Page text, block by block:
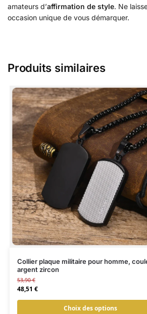
amateurs d’affirmation de style. Ne
occasion unique de vous démarquer.
Produits similaires
Collier plaque militaire pour homme,
argent zircon
53,90€
48,51 €
Choix des options